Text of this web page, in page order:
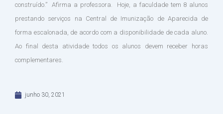
construído.” Afirma a professora. Hoje, a faculdade tem 8 alunos
prestando serviços na Central de Imunização de Aparecida de
forma escalonada, de acordo com a disponibilidade de cada aluno.
Ao final desta atividade todos os alunos devem receber horas
complementares.
junho 30, 2021